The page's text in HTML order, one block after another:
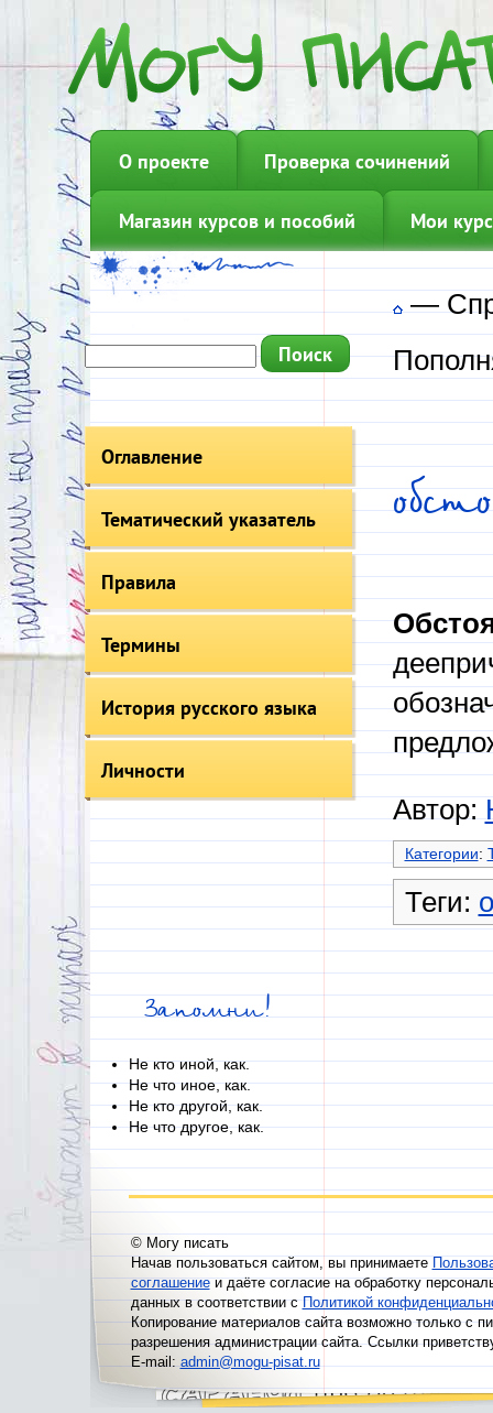
О проекте Проверка сочинений
Магазин курсов и пособий Мои
Оглавление
Тематический указатель
Правила
Термины
История русского языка
Личности
Запомни!
Не кто иной, как.
Не что иное, как.
Не кто другой, как.
Не что другое, как.
—
Автор:
Категории:
Теги:
© Могу писать
Начав пользоваться сайтом, вы принимаете
соглашениеи даёте согласие на обработку
данных в соответствии сПолитикой
Копирование материалов сайта возможно только с
разрешения администрации сайта. Ссылки
E-mail:admin@mogu-pisat.ru